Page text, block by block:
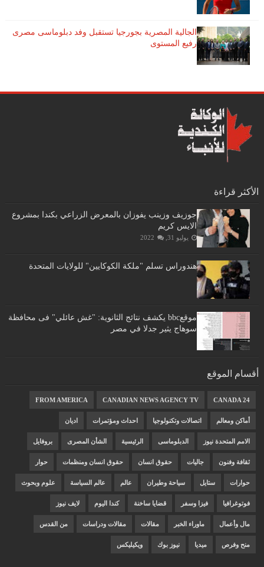
الجالية المصرية بجورجيا تستقبل وفد دبلوماسى مصرى
رفيع المستوى
الأكثر قراءة
جوزيف وزينب يفوزان بالمعرض الزراعي بكندا بمشروع
الايس كريم
يوليو 31, 2022
هندوراس تسلم "ملكة الكوكايين" للولايات المتحدة
موقعbbc يكشف نتائج الثانوية: "غش عائلي" فى محافظة
سوهاج يثير جدلا في مصر
أقسام الموقع
CANADA 24
CANADIAN NEWS AGENCY TV
FROM AMERICA
أماكن ومعالم اتصالات وتكنولوجيا احداث ومؤتمرات اديان
الامم المتحدة نيوز الدبلوماسى الرئيسية الشأن المصرى بروفايل
ثقافة وفنون جاليات حقوق انسان حقوق انسان ومنظمات حوار
حوارات ستايل سياحة وطيران عالم عالم السياسة علوم وبحوث
فوتوغرافيا فيزا وسفر قضايا ساخنة كندا اليوم لايف نيوز
مال وأعمال ماوراء الخبر مقالات مقالات ودراسات من القدس
منح وفرص ميديا نيوز بوك ويكيليكس